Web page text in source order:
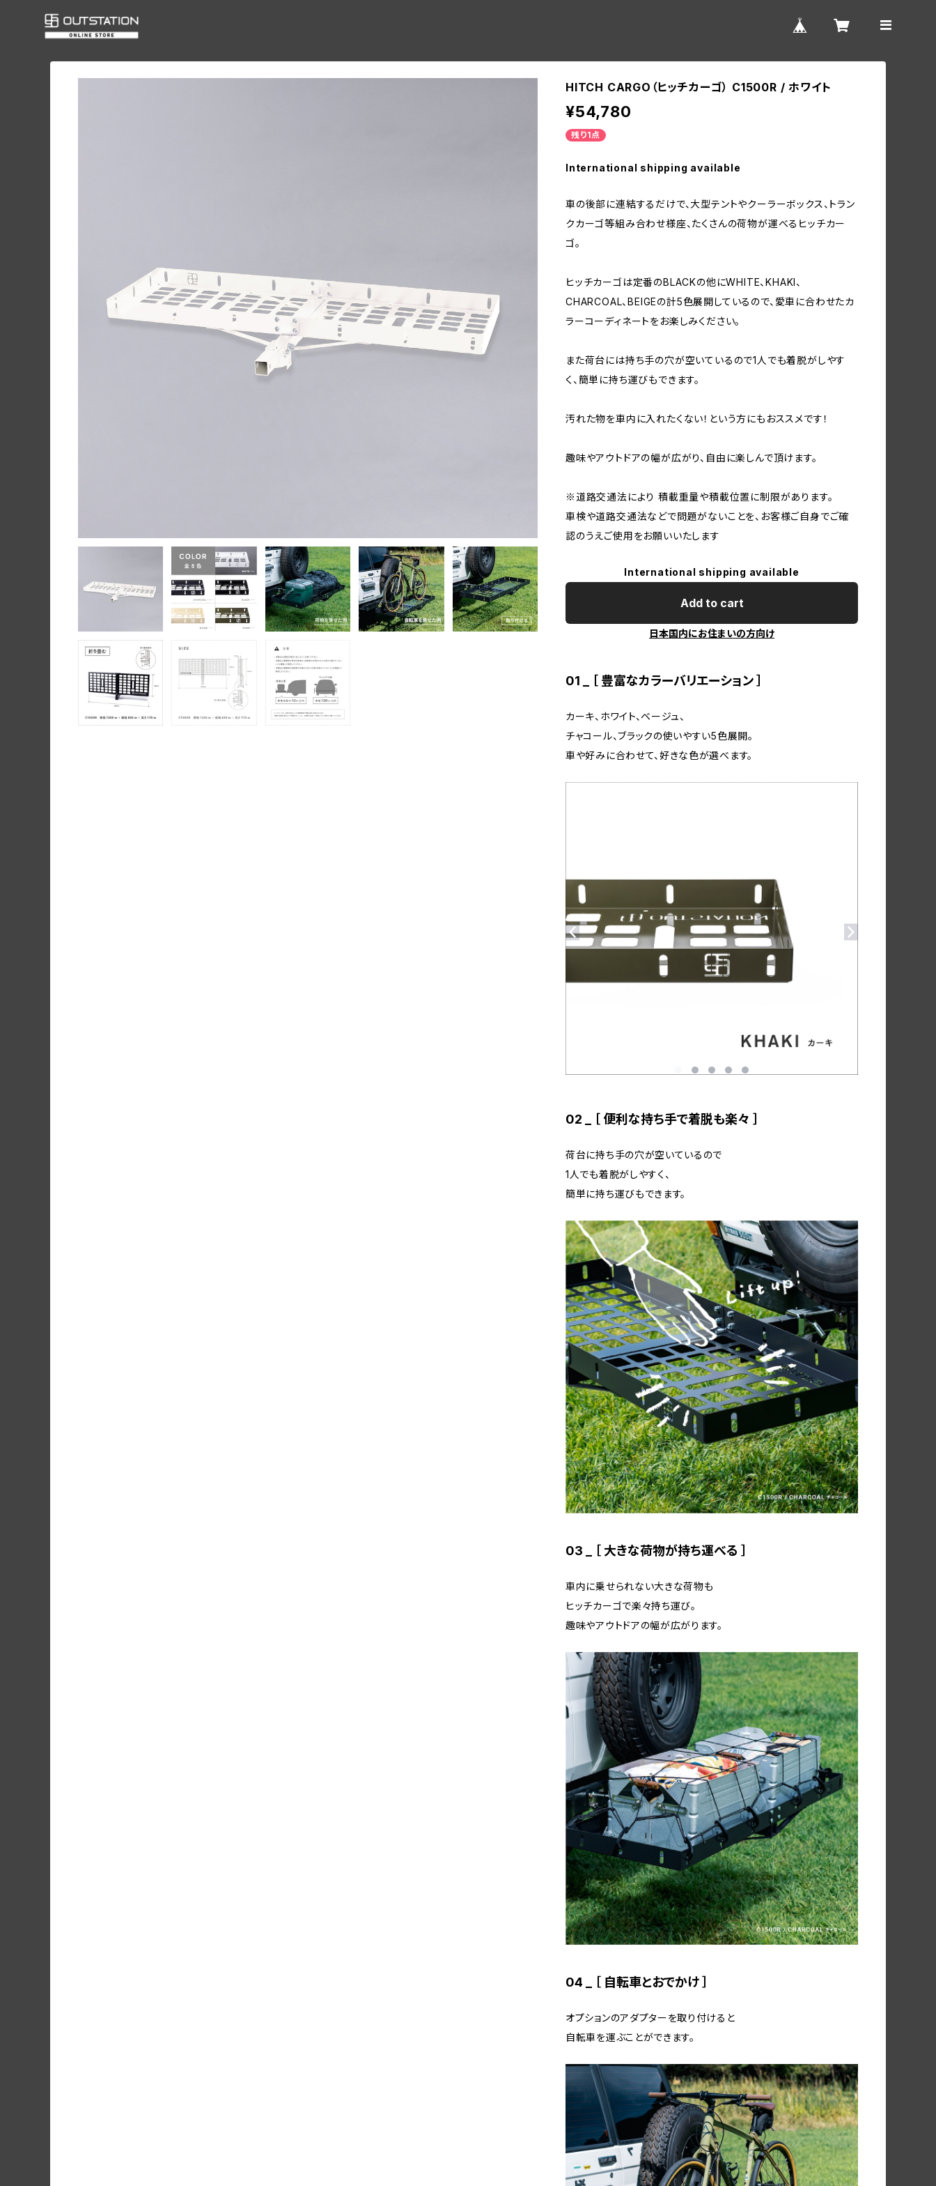
HITCH CARGO（ヒッチカーゴ） C1500R / ホワイト
¥54,780
残り1点
International shipping available
車の後部に連結するだけで、大型テントやクーラーボックス、トラン
クカーゴ等組み合わせ様座、たくさんの荷物が運べるヒッチカー
ゴ。
ヒッチカーゴは定番のBLACKの他にWHITE、KHAKI、
CHARCOAL、BEIGEの計5色展開しているので、愛車に合わせたカ
ラーコーディネートをお楽しみください。
また荷台には持ち手の穴が空いているので1人でも着脱がしやす
く、簡単に持ち運びもできます。
汚れた物を車内に入れたくない！という方にもおススメです！
趣味やアウトドアの幅が広がり、自由に楽しんで頂けます。
※道路交通法により 積載重量や積載位置に制限があります。
車検や道路交通法などで問題がないことを、お客様ご自身でご確
認のうえご使用をお願いいたします
International shipping available
Add to cart
日本国内にお住まいの方向け
01 _ ［ 豊富なカラーバリエーション ］
カーキ、ホワイト、ベージュ、
チャコール、ブラックの使いやすい5色展開。
車や好みに合わせて、好きな色が選べます。
02 _ ［ 便利な持ち手で着脱も楽々 ］
荷台に持ち手の穴が空いているので
1人でも着脱がしやすく、
簡単に持ち運びもできます。
03 _ ［ 大きな荷物が持ち運べる ］
車内に乗せられない大きな荷物も
ヒッチカーゴで楽々持ち運び。
趣味やアウトドアの幅が広がります。
04 _ ［ 自転車とおでかけ ］
オプションのアダプターを取り付けると
自転車を運ぶことができます。